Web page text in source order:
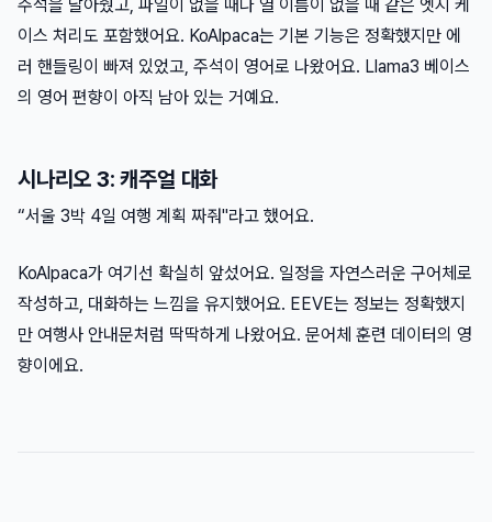
주석을 달아줬고, 파일이 없을 때나 열 이름이 없을 때 같은 엣지 케
이스 처리도 포함했어요. KoAlpaca는 기본 기능은 정확했지만 에
러 핸들링이 빠져 있었고, 주석이 영어로 나왔어요. Llama3 베이스
의 영어 편향이 아직 남아 있는 거예요.
시나리오 3: 캐주얼 대화
“서울 3박 4일 여행 계획 짜줘"라고 했어요.
KoAlpaca가 여기선 확실히 앞섰어요. 일정을 자연스러운 구어체로
작성하고, 대화하는 느낌을 유지했어요. EEVE는 정보는 정확했지
만 여행사 안내문처럼 딱딱하게 나왔어요. 문어체 훈련 데이터의 영
향이에요.